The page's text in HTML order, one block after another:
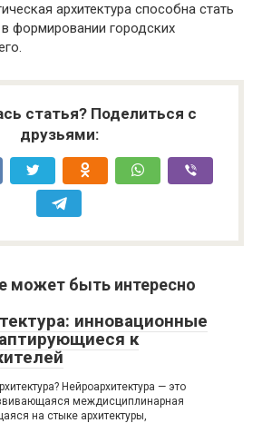
архитектура способна стать
формировании городских
статья? Поделиться с
друзьями:
может быть интересно
инновационные
к
Нейроархитектура — это
междисциплинарная
на стыке архитектуры,